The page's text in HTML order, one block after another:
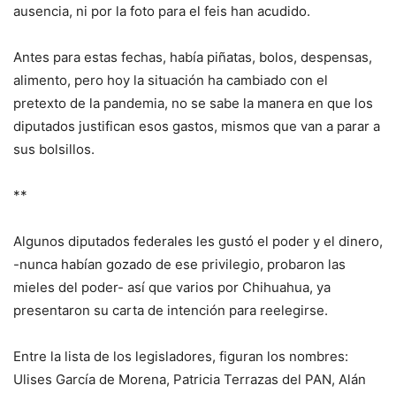
ausencia, ni por la foto para el feis han acudido.
Antes para estas fechas, había piñatas, bolos, despensas,
alimento, pero hoy la situación ha cambiado con el
pretexto de la pandemia, no se sabe la manera en que los
diputados justifican esos gastos, mismos que van a parar a
sus bolsillos.
**
Algunos diputados federales les gustó el poder y el dinero,
-nunca habían gozado de ese privilegio, probaron las
mieles del poder- así que varios por Chihuahua, ya
presentaron su carta de intención para reelegirse.
Entre la lista de los legisladores, figuran los nombres:
Ulises García de Morena, Patricia Terrazas del PAN, Alán